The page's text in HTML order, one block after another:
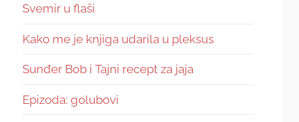
Svemir u flaši
Kako me je knjiga udarila u pleksus
Sunđer Bob i Tajni recept za jaja
Epizoda: golubovi